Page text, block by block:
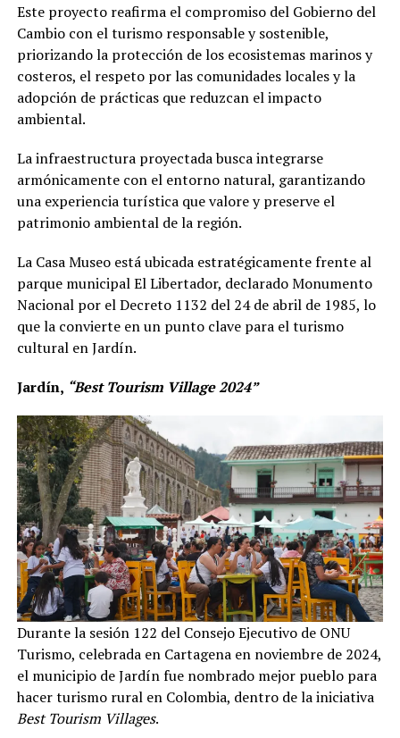
Este proyecto reafirma el compromiso del Gobierno del
Cambio con el turismo responsable y sostenible,
priorizando la protección de los ecosistemas marinos y
costeros, el respeto por las comunidades locales y la
adopción de prácticas que reduzcan el impacto
ambiental.
La infraestructura proyectada busca integrarse
armónicamente con el entorno natural, garantizando
una experiencia turística que valore y preserve el
patrimonio ambiental de la región.
La Casa Museo está ubicada estratégicamente frente al
parque municipal El Libertador, declarado Monumento
Nacional por el Decreto 1132 del 24 de abril de 1985, lo
que la convierte en un punto clave para el turismo
cultural en Jardín.
Jardín, “Best Tourism Village 2024”
Durante la sesión 122 del Consejo Ejecutivo de ONU
Turismo, celebrada en Cartagena en noviembre de 2024,
el municipio de Jardín fue nombrado mejor pueblo para
hacer turismo rural en Colombia, dentro de la iniciativa
Best Tourism Villages.